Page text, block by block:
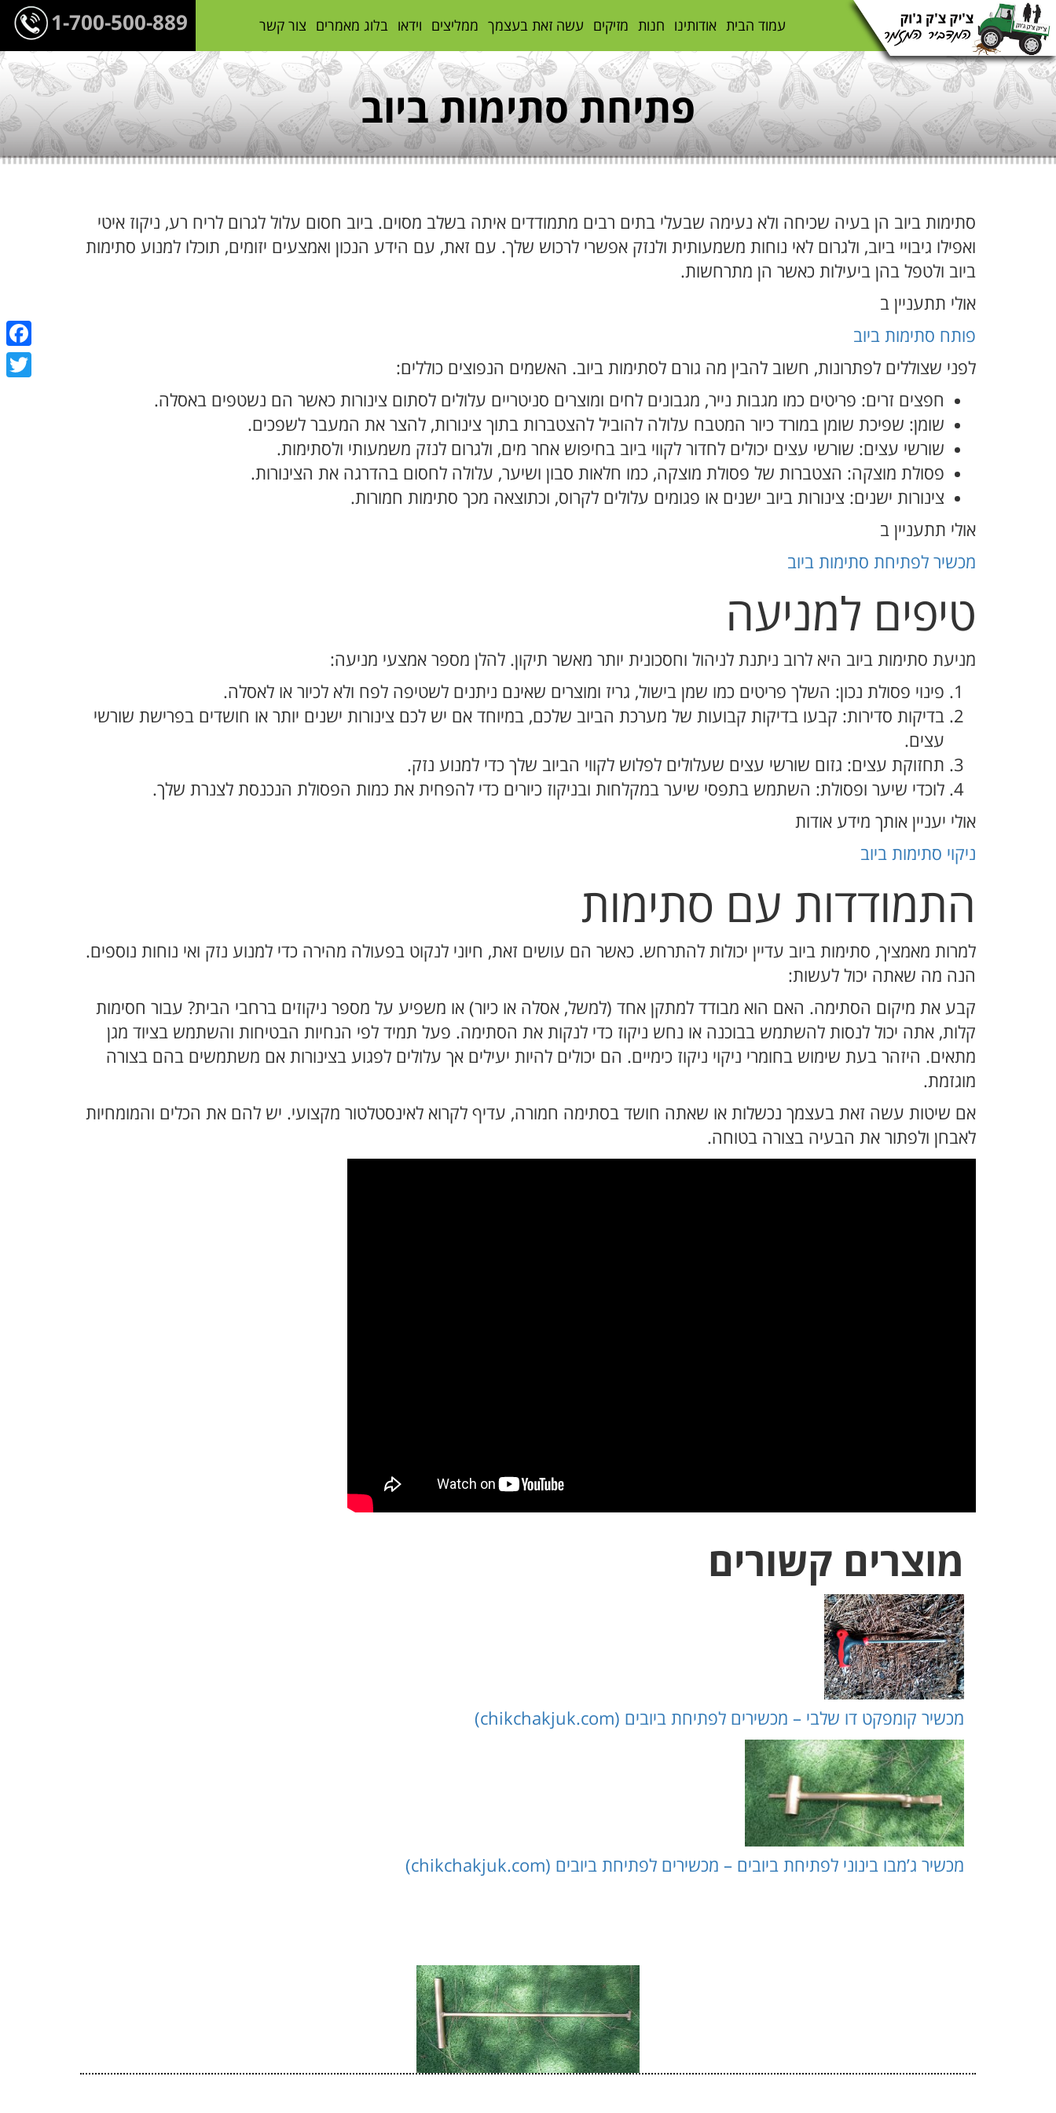
1-700-500-889 עמוד הבית אודותינו חנות מזיקים עשה זאת בעצמך ממליצים וידאו בלוג מאמרים צור קשר
פתיחת סתימות ביוב
סתימות ביוב הן בעיה שכיחה ולא נעימה שבעלי בתים רבים מתמודדים איתה בשלב מסוים. ביוב חסום עלול לגרום לריח רע, ניקוז איטי
ואפילו גיבויי ביוב, ולגרום לאי נוחות משמעותית ולנזק אפשרי לרכוש שלך. עם זאת, עם הידע הנכון ואמצעים יזומים, תוכלו למנוע סתימות
ביוב ולטפל בהן ביעילות כאשר הן מתרחשות.
אולי תתעניין ב
פותח סתימות ביוב
לפני שצוללים לפתרונות, חשוב להבין מה גורם לסתימות ביוב. האשמים הנפוצים כוללים:
חפצים זרים: פריטים כמו מגבות נייר, מגבונים לחים ומוצרים סניטריים עלולים לסתום צינורות כאשר הם נשטפים באסלה.
שומן: שפיכת שומן במורד כיור המטבח עלולה להוביל להצטברות בתוך צינורות, להצר את המעבר לשפכים.
שורשי עצים: שורשי עצים יכולים לחדור לקווי ביוב בחיפוש אחר מים, ולגרום לנזק משמעותי ולסתימות.
פסולת מוצקה: הצטברות של פסולת מוצקה, כמו חלאות סבון ושיער, עלולה לחסום בהדרגה את הצינורות.
צינורות ישנים: צינורות ביוב ישנים או פגומים עלולים לקרוס, וכתוצאה מכך סתימות חמורות.
אולי תתעניין ב
מכשיר לפתיחת סתימות ביוב
טיפים למניעה
מניעת סתימות ביוב היא לרוב ניתנת לניהול וחסכונית יותר מאשר תיקון. להלן מספר אמצעי מניעה:
פינוי פסולת נכון: השלך פריטים כמו שמן בישול, גריז ומוצרים שאינם ניתנים לשטיפה לפח ולא לכיור או לאסלה.
בדיקות סדירות: קבעו בדיקות קבועות של מערכת הביוב שלכם, במיוחד אם יש לכם צינורות ישנים יותר או חושדים בפרישת שורשי
עצים.
תחזוקת עצים: גזום שורשי עצים שעלולים לפלוש לקווי הביוב שלך כדי למנוע נזק.
לוכדי שיער ופסולת: השתמש בתפסי שיער במקלחות ובניקוז כיורים כדי להפחית את כמות הפסולת הנכנסת לצנרת שלך.
אולי יעניין אותך מידע אודות
ניקוי סתימות ביוב
התמודדות עם סתימות
למרות מאמציך, סתימות ביוב עדיין יכולות להתרחש. כאשר הם עושים זאת, חיוני לנקוט בפעולה מהירה כדי למנוע נזק ואי נוחות נוספים.
הנה מה שאתה יכול לעשות:
קבע את מיקום הסתימה. האם הוא מבודד למתקן אחד (למשל, אסלה או כיור) או משפיע על מספר ניקוזים ברחבי הבית? עבור חסימות
קלות, אתה יכול לנסות להשתמש בבוכנה או נחש ניקוז כדי לנקות את הסתימה. פעל תמיד לפי הנחיות הבטיחות והשתמש בציוד מגן
מתאים. היזהר בעת שימוש בחומרי ניקוי ניקוז כימיים. הם יכולים להיות יעילים אך עלולים לפגוע בצינורות אם משתמשים בהם בצורה
מוגזמת.
אם שיטות עשה זאת בעצמך נכשלות או שאתה חושד בסתימה חמורה, עדיף לקרוא לאינסטלטור מקצועי. יש להם את הכלים והמומחיות
לאבחן ולפתור את הבעיה בצורה בטוחה.
מוצרים קשורים
מכשיר קומפקט דו שלבי – מכשירים לפתיחת ביובים (chikchakjuk.com)
מכשיר ג’מבו בינוני לפתיחת ביובים – מכשירים לפתיחת ביובים (chikchakjuk.com)